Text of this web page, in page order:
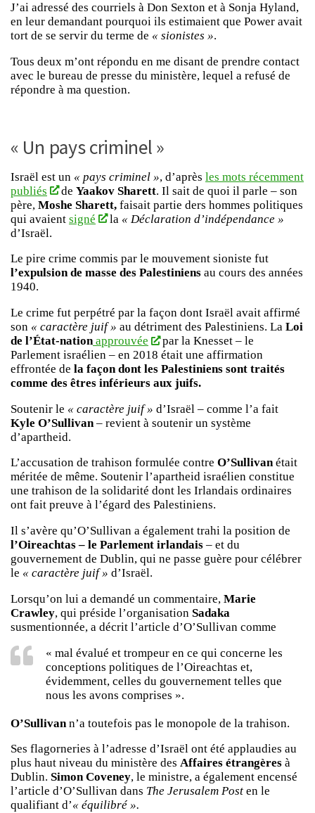
J’ai adressé des courriels à Don Sexton et à Sonja Hyland,
en leur demandant pourquoi ils estimaient que Power avait
tort de se servir du terme de « sionistes ».
Tous deux m’ont répondu en me disant de prendre contact
avec le bureau de presse du ministère, lequel a refusé de
répondre à ma question.
« Un pays criminel »
Israël est un « pays criminel », d’après les mots récemment
publiés
de Yaakov Sharett. Il sait de quoi il parle – son
père, Moshe Sharett, faisait partie ders hommes politiques
qui avaient signé la « Déclaration d’indépendance »
d’Israël.
Le pire crime commis par le mouvement sioniste fut
l’expulsion de masse des Palestiniens au cours des années
1940.
Le crime fut perpétré par la façon dont Israël avait affirmé
son « caractère juif » au détriment des Palestiniens. La Loi
de l’État-nationapprouvée
par la Knesset – le
Parlement israélien – en 2018 était une affirmation
effrontée de la façon dont les Palestiniens sont traités
comme des êtres inférieurs aux juifs.
Soutenir le « caractère juif » d’Israël – comme l’a fait
Kyle O’Sullivan – revient à soutenir un système
d’apartheid.
L’accusation de trahison formulée contre O’Sullivanétait
méritée de même. Soutenir l’apartheid israélien constitue
une trahison de la solidarité dont les Irlandais ordinaires
ont fait preuve à l’égard des Palestiniens.
Il s’avère qu’O’Sullivan a également trahi la position de
l’Oireachtas – le Parlement irlandais – et du
gouvernement de Dublin, qui ne passe guère pour célébrer
le « caractère juif » d’Israël.
Lorsqu’on lui a demandé un commentaire, Marie
Crawley, qui préside l’organisation Sadaka
susmentionnée, a décrit l’article d’O’Sullivan comme
« mal évalué et trompeur en ce qui concerne les
conceptions politiques de l’Oireachtas et,
évidemment, celles du gouvernement telles que
nous les avons comprises ».
O’Sullivan n’a toutefois pas le monopole de la trahison.
Ses flagorneries à l’adresse d’Israël ont été applaudies au
plus haut niveau du ministère des Affaires étrangères à
Dublin. Simon Coveney, le ministre, a également encensé
l’article d’O’Sullivan dans The Jerusalem Post en le
qualifiant d’« équilibré ».